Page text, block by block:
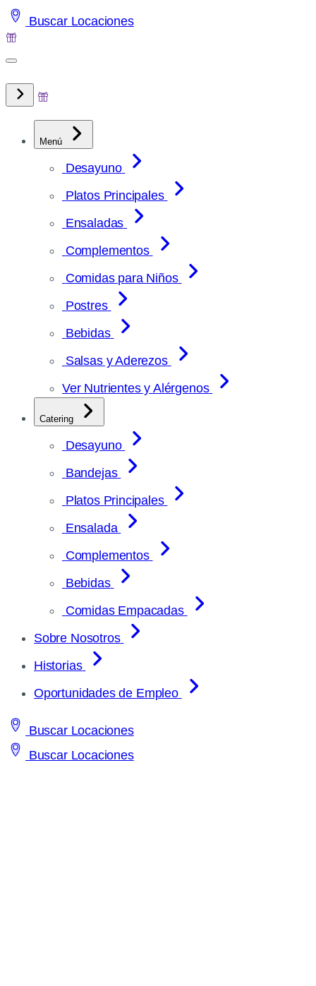
Saltar
al
Buscar Locaciones
Menú
Desayuno
Platos Principales
Ensaladas
Complementos
Comidas para Niños
Postres
Bebidas
Salsas y Aderezos
Ver Nutrientes y Alérgenos
Catering
Desayuno
Bandejas
Platos Principales
Ensalada
Complementos
Bebidas
Comidas Empacadas
Sobre Nosotros
Historias
Oportunidades de Empleo
Buscar Locaciones
Buscar Locaciones